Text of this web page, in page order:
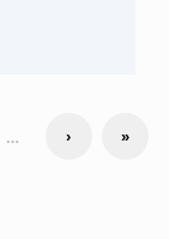
… › »